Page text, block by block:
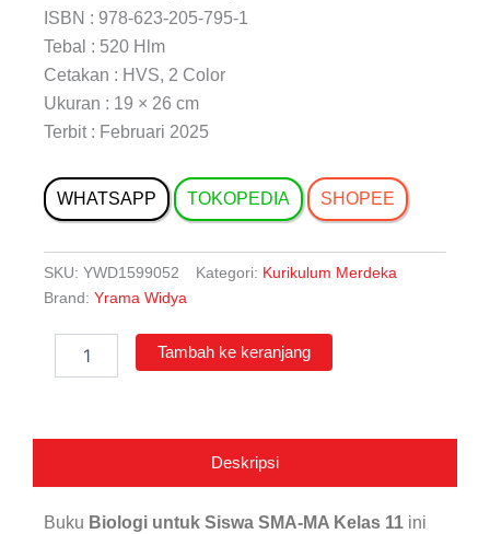
ISBN : 978-623-205-795-1
Tebal : 520 Hlm
Cetakan : HVS, 2 Color
Ukuran : 19 × 26 cm
Terbit : Februari 2025
WHATSAPP TOKOPEDIA SHOPEE
SKU: YWD1599052 Kategori: Kurikulum Merdeka
Brand: Yrama Widya
Biologi
Tambah ke keranjang
Deskripsi
Buku Biologi untuk Siswa SMA-MA Kelas 11 ini